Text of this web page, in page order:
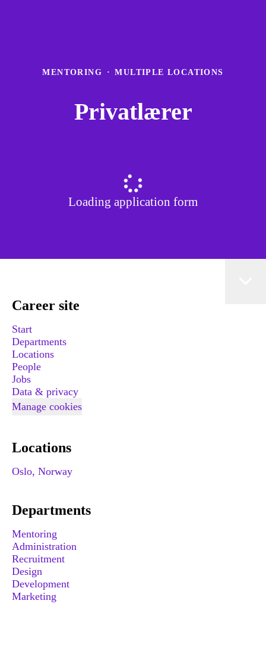
MENTORING · MULTIPLE LOCATIONS
Privatlærer
Loading application form
Career site
Start
Departments
Locations
People
Jobs
Data & privacy
Manage cookies
Locations
Oslo, Norway
Departments
Mentoring
Administration
Recruitment
Design
Development
Marketing